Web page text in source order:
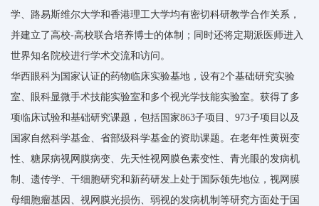
学、路易斯维尔大学和香港理工大学均有密切科研教学合作关系，
并建立了高校-高校联合培养博士的体制；同时还将定期派医师进入
世界知名院校进行学术交流和访问。
华西眼科为国家认证的药物临床实验基地，设有2个基础研究实验
室、眼科显微手术技能实验室和多个视光学技能实验室。获得了多
项临床试验和基础研究课题，包括国家863子项目、973子项目以及
国家自然科学基金、省部级科学基金的资助课题。在老年性黄斑变
性、糖尿病视网膜病变、先天性视网膜色素变性、青光眼的发病机
制、遗传学、干细胞研究和新药研发上处于国际领先地位，视网膜
母细胞瘤基因、视网膜光损伤、弱视的发病机制等研究方面处于国